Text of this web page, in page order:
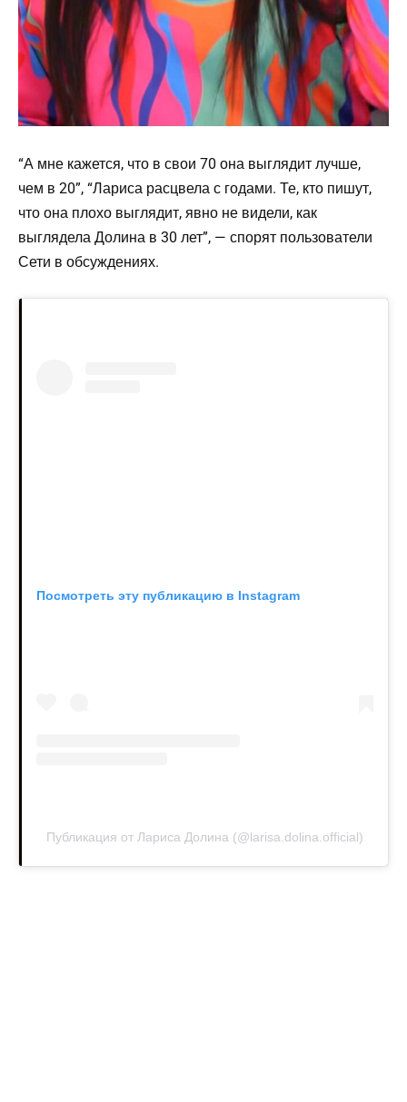
“А мне кажется, что в свои 70 она выглядит лучше,
чем в 20”, “Лариса расцвела с годами. Те, кто пишут,
что она плохо выглядит, явно не видели, как
выглядела Долина в 30 лет”, — спорят пользователи
Сети в обсуждениях.
Посмотреть эту публикацию в Instagram
Публикация от Лариса Долина (@larisa.dolina.official)